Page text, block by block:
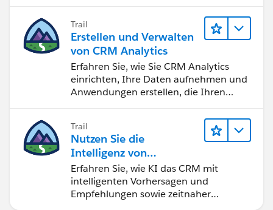
Trail
Erstellen und Verwalten
von CRM Analytics
Erfahren Sie, wie Sie CRM Analytics
einrichten, Ihre Daten aufnehmen und
Anwendungen erstellen, die Ihren
Trail
Nutzen Sie die
Intelligenz von
Salesforce Einstein
Erfahren Sie, wie KI das CRM mit
intelligenten Vorhersagen und
Empfehlungen sowie zeitnaher